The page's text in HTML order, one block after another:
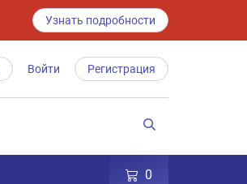
Узнать подробности
Войти Регистрация
0